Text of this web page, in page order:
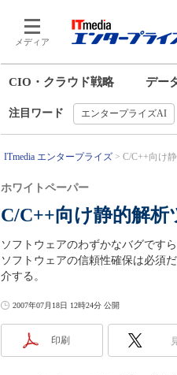
メディア
CIO・クラウド戦略 デー
注目ワード エンタープライズAI
ITmedia エンタープライズ C/C++向け
C/C++向け静的解
ホワイトペーパー
ソフトウェアのわずかなバグです
ソフトウェアの信頼性確保は必須
介する。
2007年07月18日 12時24分 公開
印刷